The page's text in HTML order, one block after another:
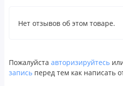
Без глютена
Веганский продукт
Нет отзывов об этом товаре.
Пожалуйста авторизируйтесь
запись перед тем как написать